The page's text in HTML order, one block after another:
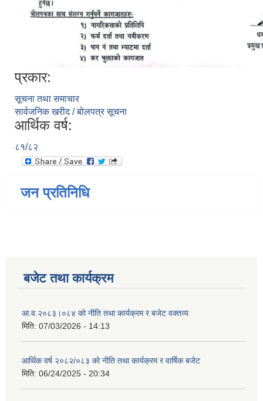
प्रकार:
सूचना तथा समाचार
सार्वजनिक खरीद / बोलपत्र सूचना
आर्थिक वर्ष:
८१/८२
जन प्रतिनिधि
बजेट तथा कार्यक्रम
आ.व.२०८३।०८४ को नीति तथा कार्यक्रम र बजेट वक्तव्य
मिति: 07/03/2026 - 14:13
आर्थिक वर्ष २०८२/०८३ को नीति तथा कार्यक्रम र वार्षिक बजेट
मिति: 06/24/2025 - 20:34